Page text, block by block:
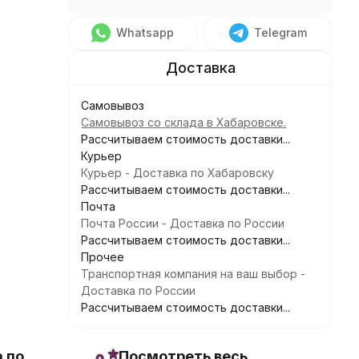
Whatsapp Telegram
Самовывоз
Самовывоз со склада в Хабаровске.
Рассчитываем стоимость доставки...
Курьер
Курьер - Доставка по Хабаровску
Рассчитываем стоимость доставки...
Почта
Почта России - Доставка по России
Рассчитываем стоимость доставки...
Прочее
Транспортная компания на ваш выбор -
Доставка по России
Рассчитываем стоимость доставки...